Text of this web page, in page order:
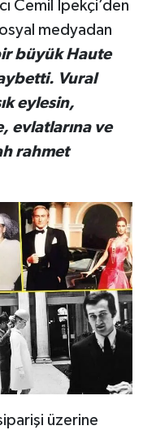
Cemil İpekçi’den
medyadan
büyük Haute
Vural
eylesin,
evlatlarına ve
rahmet
üzerine